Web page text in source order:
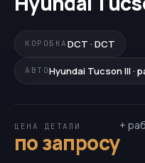
КОРОБКА DCT · DCT
АВТОHyundai Tucson III ·
ЦЕНА ДЕТАЛИ
по запросу
+